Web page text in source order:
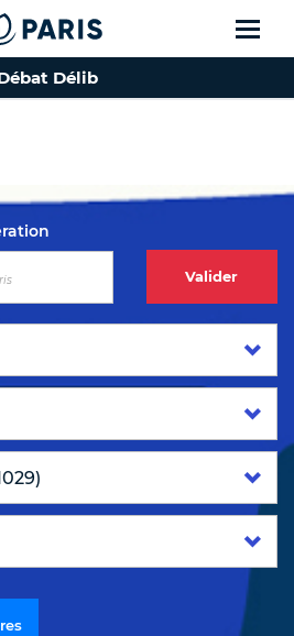
Délib
Valider